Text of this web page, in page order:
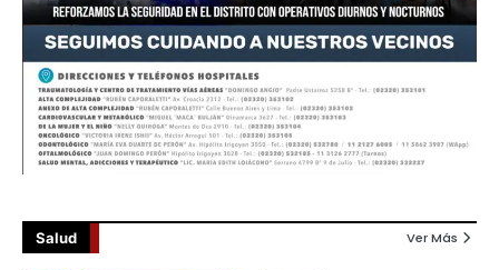
Salud Ver Más